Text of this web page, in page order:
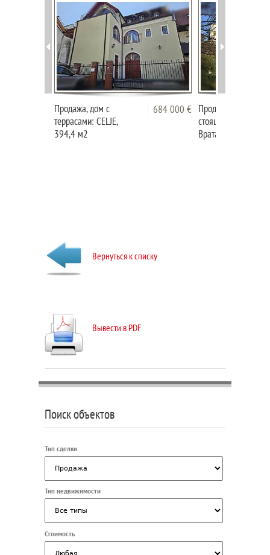
684 000 €
Продажа, дом с
террасами: CELJE,
394,4 м2
Продажа, дом,
стоящий: КОРОШКА
Врата, 446,9 м2
Вернуться к списку
Вывести в PDF
Поиск объектов
Тип сделки
Тип недвижимости
Стоимость